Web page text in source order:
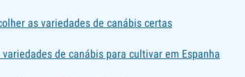
as variedades de canábis certas
de canábis para cultivar em Espanha